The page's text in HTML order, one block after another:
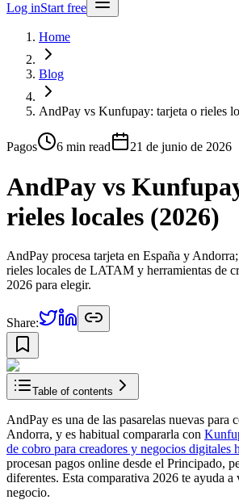
Log inStart free
Home
Blog
AndPay vs Kunfupay: tarjeta o rieles
Pagos 6 min read 21 de junio de 2026
AndPay vs
rieles locales (2026)
AndPay procesa tarjeta en España y
rieles locales de LATAM y herramientas de
2026 para elegir.
Share:
Table of contents
AndPay es una de las pasarelas nuevas para
Andorra, y es habitual compararla con
de cobro para creadores y negocios digitales
procesan pagos online desde el Principado,
diferentes. Esta comparativa 2026 te ayuda a
negocio.